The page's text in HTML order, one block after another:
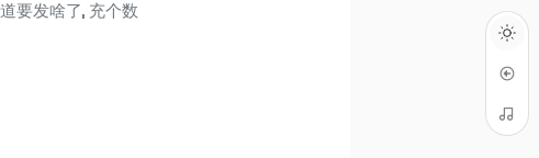
要发啥了, 充个数